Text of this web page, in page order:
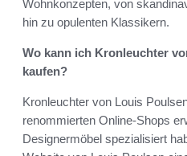
Wohnkonzepten, von
hin zu opulenten Klassikern.
Wo kann ich Kronleuchter
kaufen?
Kronleuchter von Louis
renommierten Online-Shops
Designermöbel spezialisiert